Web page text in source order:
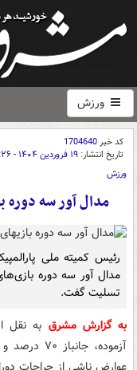
ورزش
کد خبر1704640
تاریخ انتشار: ۱۹ فروردین ۱۴۰۴ - ۲۰:۲۶
ورزش
مدال آور سه دوره
رئیس کمیته ملی
مدال آور سه‌ دوره
تسلیت گفت.
به گزارش مشرق به نقل
آزموده،